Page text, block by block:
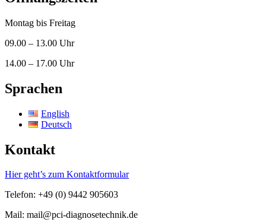
Montag bis Freitag
09.00 – 13.00 Uhr
14.00 – 17.00 Uhr
Sprachen
English
Deutsch
Kontakt
Hier geht’s zum Kontaktformular
Telefon: +49 (0) 9442 905603
Mail: mail@pci-diagnosetechnik.de